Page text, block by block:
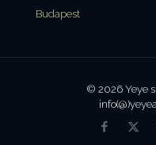
Budapest
© 2026 Yeye